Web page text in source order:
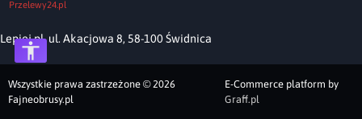
Przelewy24.pl
Lepiej.pl, ul. Akacjowa 8, 58-100 Świdnica
Wszystkie prawa zastrzeżone © 2026
Fajneobrusy.pl
E-Commerce platform by
Graff.pl